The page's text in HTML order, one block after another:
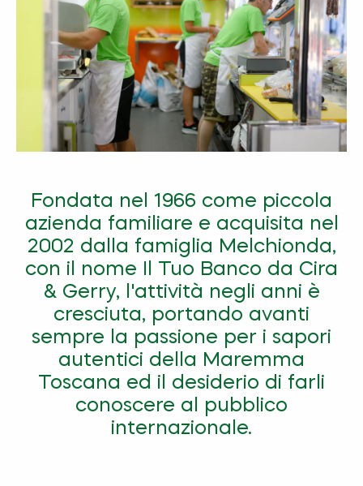
Fondata nel 1966 come piccola
azienda familiare e acquisita nel
2002 dalla famiglia Melchionda,
con il nome Il Tuo Banco da Cira
& Gerry, l'attività negli anni è
cresciuta, portando avanti
sempre la passione per i sapori
autentici della Maremma
Toscana ed il desiderio di farli
conoscere al pubblico
internazionale.